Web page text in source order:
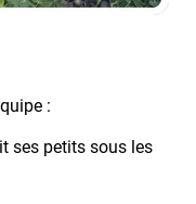
:
ses petits sous les